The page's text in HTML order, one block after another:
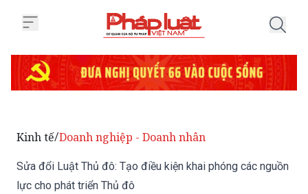
Sửa đổi Luật Thủ đô: Tạo điều kiện khai phóng các nguồn